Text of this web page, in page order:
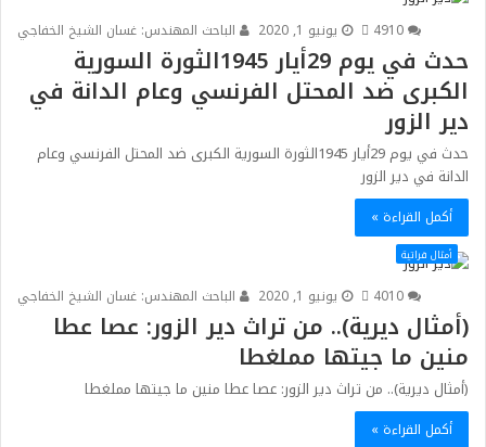
الباحث المهندس: غسان الشيخ الخفاجي يونيو 1, 2020 491
حدث في يوم 29أيار 1945الثورة السورية
الكبرى ضد المحتل الفرنسي وعام الدانة في
دير الزور
حدث في يوم 29أيار 1945الثورة السورية الكبرى ضد المحتل الفرنسي وعام
الدانة في دير الزور
أكمل القراءة »
أمثال فراتية
الباحث المهندس: غسان الشيخ الخفاجي يونيو 1, 2020 401
(أمثال ديرية).. من تراث دير الزور: عصا عطا
منين ما جيتها مملغطا
(أمثال ديرية).. من تراث دير الزور: عصا عطا منين ما جيتها مملغطا
أكمل القراءة »